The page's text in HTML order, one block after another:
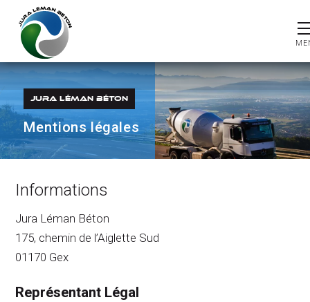
JURA LÉMAN BÉTON
Mentions légales
Informations
Jura Léman Béton
175, chemin de l’Aiglette Sud
01170 Gex
Représentant Légal